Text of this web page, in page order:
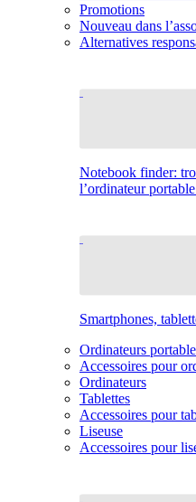
Promotions
Nouveau dans
Alternatives
Notebook finder:
l’ordinateur
Smartphones,
Ordinateurs
Accessoires pour
Ordinateurs
Tablettes
Accessoires pour
Liseuse
Accessoires pour